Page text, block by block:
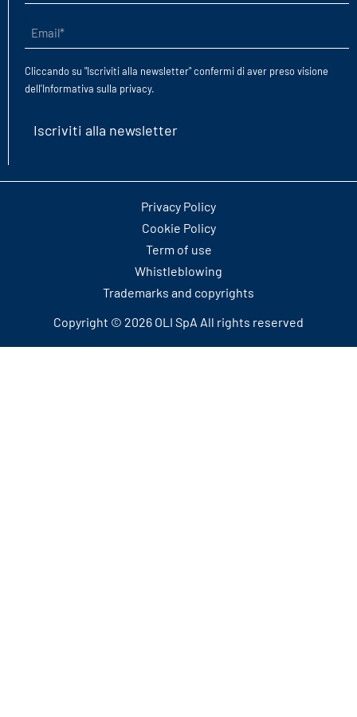
Cliccando su "Iscriviti alla newsletter" confermi di aver preso visione
dell'Informativa sulla privacy.
Iscriviti alla newsletter
Privacy Policy
Cookie Policy
Term of use
Whistleblowing
Trademarks and copyrights
Copyright © 2026 OLI SpA All rights reserved